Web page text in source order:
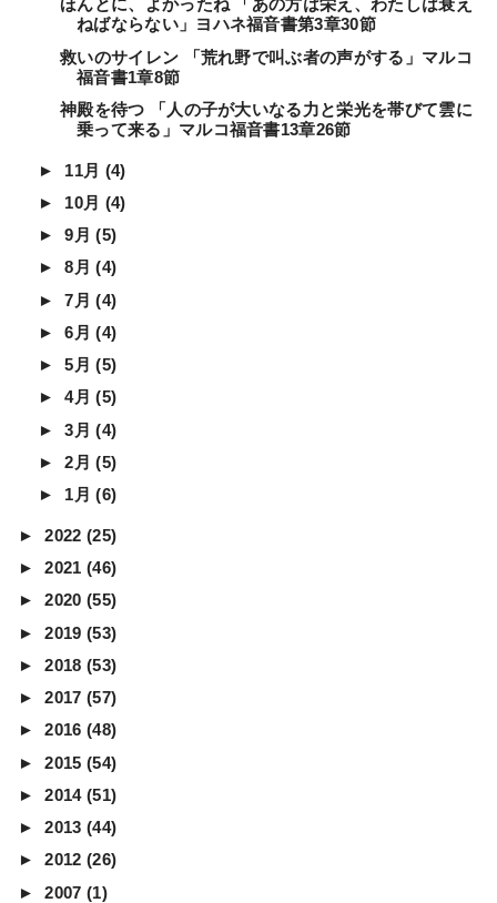
ほんとに、よかったね 「あの方は栄え、わたしは衰え
ねばならない」ヨハネ福音書第3章30節
救いのサイレン 「荒れ野で叫ぶ者の声がする」マルコ
福音書1章8節
神殿を待つ 「人の子が大いなる力と栄光を帯びて雲に
乗って来る」マルコ福音書13章26節
► 11月 (4)
► 10月 (4)
►9月(5)
►8月(4)
►7月(4)
►6月(4)
►5月(5)
►4月(5)
►3月(4)
►2月(5)
► 1月(6)
►2022(25)
►2021(46)
►2020(55)
►2019(53)
►2018(53)
►2017(57)
►2016(48)
►2015(54)
►2014(51)
►2013(44)
►2012(26)
►2007(1)